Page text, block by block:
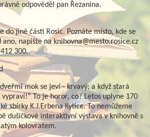
odpověděl pan Řezanina.
do jiné části Rosic. Poznáte místo, kde se
ano, napište na knihovna@mesto.rosice.cz
300.
mok se jeví - krvavý; a když stará
To je horor, co? Letos uplyne 170
sbírky K.J.Erbena Kytice. To nemůžeme
dušičkové interaktivní výstava v knihovně s
kolovratem.